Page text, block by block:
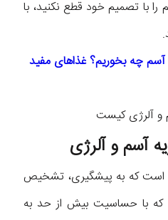
با تصمیم خود قطع نکنید، با
آسم چه بخوریم؟ غذاهای مفید
آسم و آلرژی
است که به پیشگیری، تشخیص
که با حساسیت بیش از حد به